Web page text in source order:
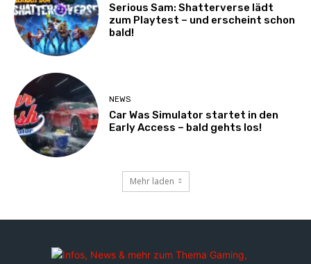
Serious Sam: Shatterverse lädt
zum Playtest – und erscheint schon
bald!
NEWS
Car Was Simulator startet in den
Early Access – bald gehts los!
Mehr laden